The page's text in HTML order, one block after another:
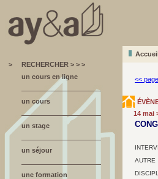
>
RECHERCHER > > >
un cours en ligne
un cours
un stage
un séjour
une formation
<<
14 mai >
AUTRE